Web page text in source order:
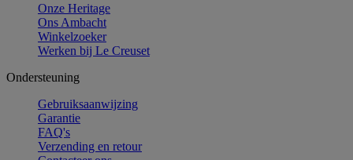
Onze Heritage
Ons Ambacht
Winkelzoeker
Werken bij Le Creuset
Ondersteuning
Gebruiksaanwijzing
Garantie
FAQ's
Verzending en retour